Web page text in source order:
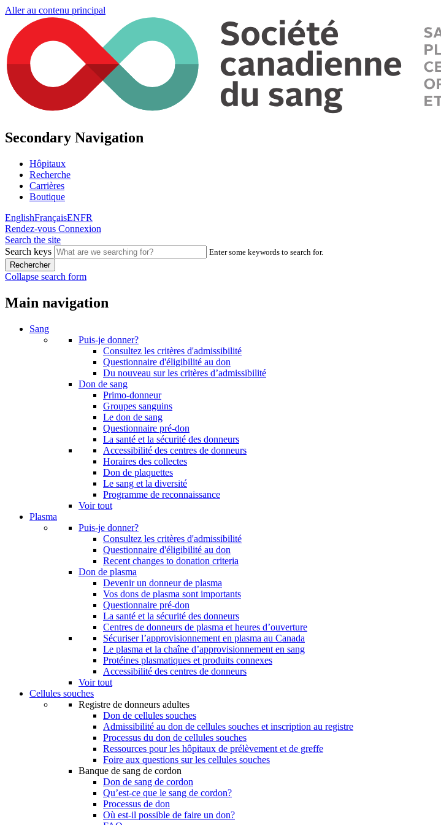
Aller au contenu principal
Secondary Navigation
Hôpitaux
Recherche
Carrières
Boutique
EnglishFrançaisENFR
Rendez-vous Connexion
Search the site
Search keys
Enter some keywords to search for.
Collapse search form
Main navigation
Sang
Puis-je donner?
Consultez les critères d'admissibilité
Questionnaire d'éligibilité au don
Du nouveau sur les critères d’admissibilité
Don de sang
Primo-donneur
Groupes sanguins
Le don de sang
Questionnaire pré-don
La santé et la sécurité des donneurs
Accessibilité des centres de donneurs
Horaires des collectes
Don de plaquettes
Le sang et la diversité
Programme de reconnaissance
Voir tout
Plasma
Puis-je donner?
Consultez les critères d'admissibilité
Questionnaire d'éligibilité au don
Recent changes to donation criteria
Don de plasma
Devenir un donneur de plasma
Vos dons de plasma sont importants
Questionnaire pré-don
La santé et la sécurité des donneurs
Centres de donneurs de plasma et heures d’ouverture
Sécuriser l’approvisionnement en plasma au Canada
Le plasma et la chaîne d’approvisionnement en sang
Protéines plasmatiques et produits connexes
Accessibilité des centres de donneurs
Voir tout
Cellules souches
Registre de donneurs adultes
Don de cellules souches
Admissibilité au don de cellules souches et inscription au registre
Processus du don de cellules souches
Ressources pour les hôpitaux de prélèvement et de greffe
Foire aux questions sur les cellules souches
Banque de sang de cordon
Don de sang de cordon
Qu’est-ce que le sang de cordon?
Processus de don
Où est-il possible de faire un don?